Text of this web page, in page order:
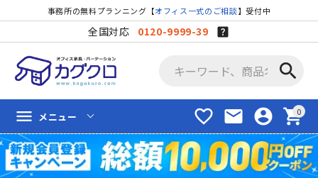
事務所の無料プランニング【オフィス一式のご相談】受付中
全国対応 0120-9999-39
search
favorite_border mail account_circle shopping_cart
menu メニュー